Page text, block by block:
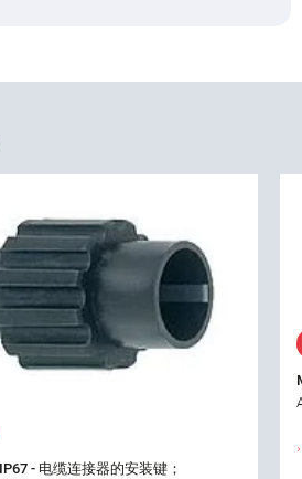
- 电缆连接器的安装键；